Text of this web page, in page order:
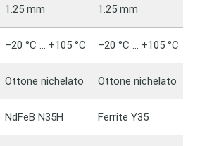
1.25 mm 1.25 mm
–20 °C … +105 °C –20 °C … +105 °C
Ottone nichelato Ottone nichelato
NdFeB N35H Ferrite Y35